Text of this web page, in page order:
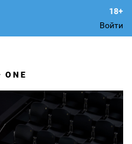
Войти
ONE